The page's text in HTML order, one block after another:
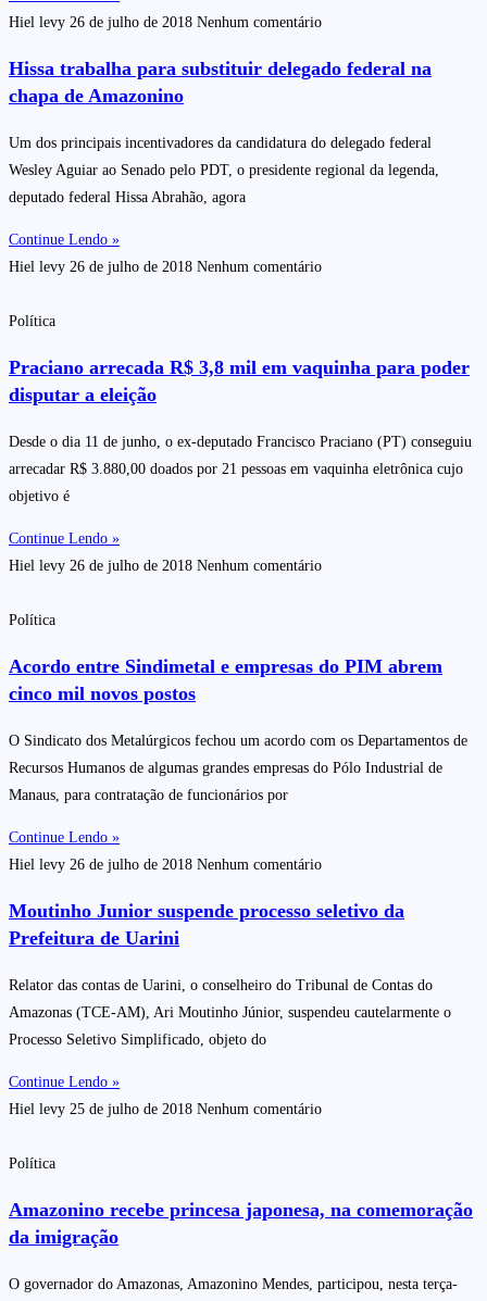
Hiel levy 26 de julho de 2018 Nenhum comentário
Hissa trabalha para substituir delegado federal na
chapa de Amazonino
Um dos principais incentivadores da candidatura do delegado federal
Wesley Aguiar ao Senado pelo PDT, o presidente regional da legenda,
deputado federal Hissa Abrahão, agora
Continue Lendo »
Hiel levy 26 de julho de 2018 Nenhum comentário
Política
Praciano arrecada R$ 3,8 mil em vaquinha para poder
disputar a eleição
Desde o dia 11 de junho, o ex-deputado Francisco Praciano (PT) conseguiu
arrecadar R$ 3.880,00 doados por 21 pessoas em vaquinha eletrônica cujo
objetivo é
Continue Lendo »
Hiel levy 26 de julho de 2018 Nenhum comentário
Política
Acordo entre Sindimetal e empresas do PIM abrem
cinco mil novos postos
O Sindicato dos Metalúrgicos fechou um acordo com os Departamentos de
Recursos Humanos de algumas grandes empresas do Pólo Industrial de
Manaus, para contratação de funcionários por
Continue Lendo »
Hiel levy 26 de julho de 2018 Nenhum comentário
Moutinho Junior suspende processo seletivo da
Prefeitura de Uarini
Relator das contas de Uarini, o conselheiro do Tribunal de Contas do
Amazonas (TCE-AM), Ari Moutinho Júnior, suspendeu cautelarmente o
Processo Seletivo Simplificado, objeto do
Continue Lendo »
Hiel levy 25 de julho de 2018 Nenhum comentário
Política
Amazonino recebe princesa japonesa, na comemoração
da imigração
O governador do Amazonas, Amazonino Mendes, participou, nesta terça-